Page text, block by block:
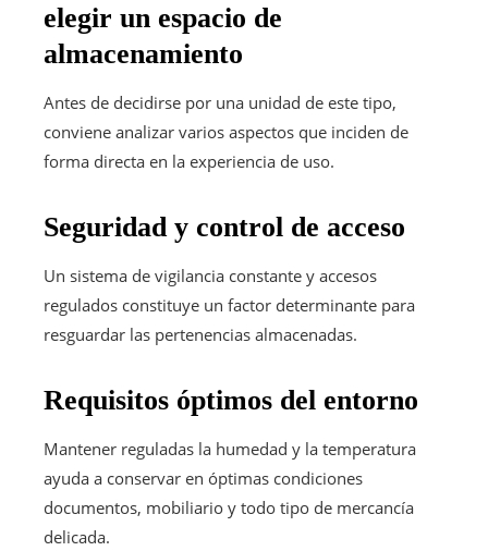
elegir un espacio de
almacenamiento
Antes de decidirse por una unidad de este tipo,
conviene analizar varios aspectos que inciden de
forma directa en la experiencia de uso.
Seguridad y control de acceso
Un sistema de vigilancia constante y accesos
regulados constituye un factor determinante para
resguardar las pertenencias almacenadas.
Requisitos óptimos del entorno
Mantener reguladas la humedad y la temperatura
ayuda a conservar en óptimas condiciones
documentos, mobiliario y todo tipo de mercancía
delicada.